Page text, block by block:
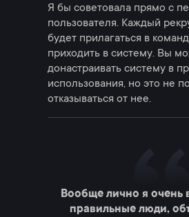
Я бы советовала прямо с
пользователя. Каждый
будет прилагаться в
приходить в систему. Вы
донастраивать систему в
использования, но это не
отказываться от нее.
Вообще лично я очень
правильные люди,